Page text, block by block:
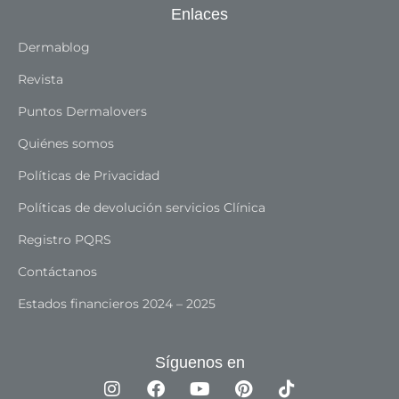
Enlaces
Dermablog
Revista
Puntos Dermalovers
Quiénes somos
Políticas de Privacidad
Políticas de devolución servicios Clínica
Registro PQRS
Contáctanos
Estados financieros 2024 – 2025
Síguenos en